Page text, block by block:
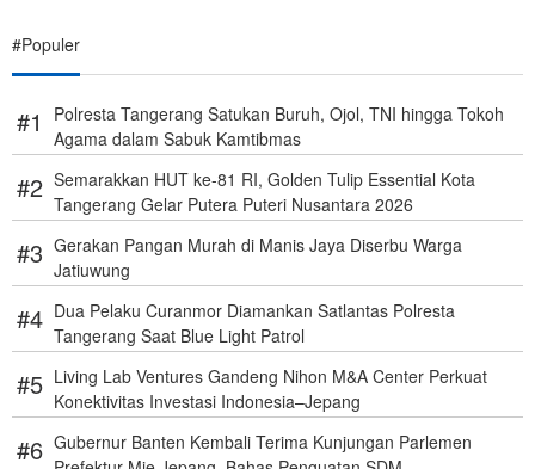
#Populer
Polresta Tangerang Satukan Buruh, Ojol, TNI hingga Tokoh
Agama dalam Sabuk Kamtibmas
Semarakkan HUT ke-81 RI, Golden Tulip Essential Kota
Tangerang Gelar Putera Puteri Nusantara 2026
Gerakan Pangan Murah di Manis Jaya Diserbu Warga
Jatiuwung
Dua Pelaku Curanmor Diamankan Satlantas Polresta
Tangerang Saat Blue Light Patrol
Living Lab Ventures Gandeng Nihon M&A Center Perkuat
Konektivitas Investasi Indonesia–Jepang
Gubernur Banten Kembali Terima Kunjungan Parlemen